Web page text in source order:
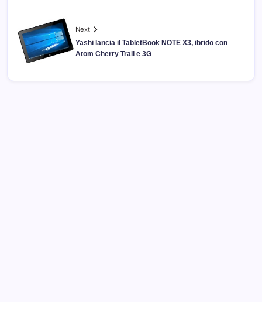
Next
Yashi lancia il TabletBook NOTE X3, ibrido con
Atom Cherry Trail e 3G